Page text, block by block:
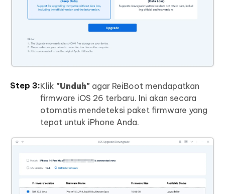
Klik "Unduh" agar ReiBoot mendapatkan
firmware iOS 26 terbaru. Ini akan secara
otomatis mendeteksi paket firmware yang
tepat untuk iPhone Anda.